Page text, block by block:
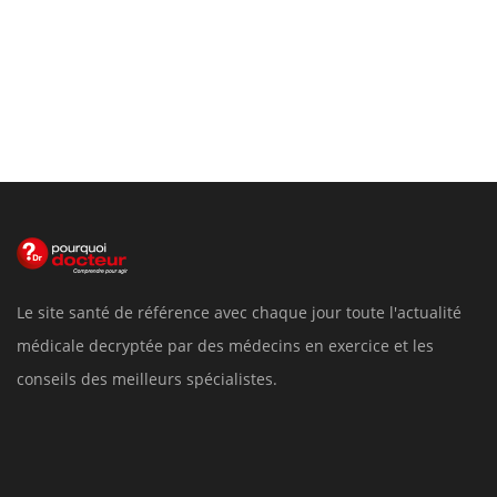
Le site santé de référence avec chaque jour toute l'actualité
médicale decryptée par des médecins en exercice et les
conseils des meilleurs spécialistes.